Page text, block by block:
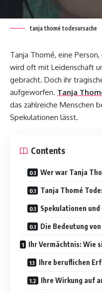
tanja thomé todesursache
Tanja Thomé, eine
wird oft mit Leidenschaft
gebracht. Doch ihr
aufgeworfen. Tanja
das zahlreiche Menschen
Spekulationen lässt.
Contents
Wer war Tanja
Tanja Thomé
Spekulationen und
Die Bedeutung
Ihr Vermächtnis: Wie
Ihre beruflichen
Ihre Wirkung auf